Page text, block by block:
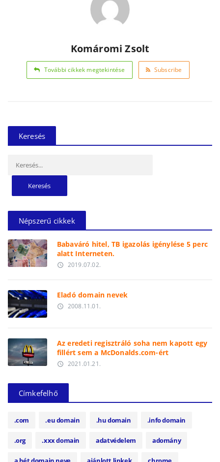
Komáromi Zsolt
További cikkek megtekintése Subscribe
Keresés
Népszerű cikkek
Babaváró hitel, TB igazolás igénylése 5 perc
alatt Interneten.
access_time 2019.07.02.
Eladó domain nevek
access_time 2008.11.01.
Az eredeti regisztráló soha nem kapott egy
fillért sem a McDonalds.com-ért
access_time 2021.01.21.
Címkefelhő
.com .eu domain .hu domain .info domain
.org .xxx domain adatvédelem adomány